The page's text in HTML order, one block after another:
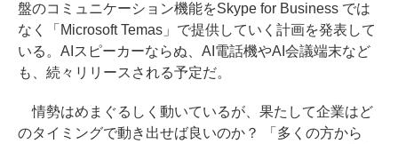
盤のコミュニケーション機能をSkype for Business では
なく「Microsoft Temas」で提供していく計画を発表して
いる。AIスピーカーならぬ、AI電話機やAI会議端末など
も、続々リリースされる予定だ。
情勢はめまぐるしく動いているが、果たして企業はど
のタイミングで動き出せば良いのか？ 「多くの方から